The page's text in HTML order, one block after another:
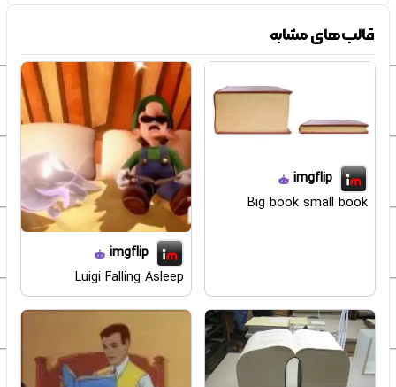
قالب‌های مشابه
imgflip
Big book small book
imgflip
Luigi Falling Asleep